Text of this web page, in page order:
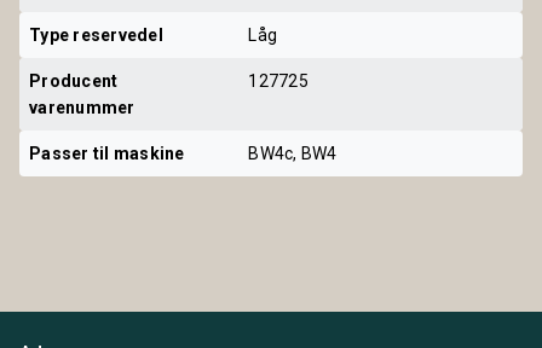
Type reservedel Låg
Producent
varenummer
127725
Passer til maskine BW4c, BW4